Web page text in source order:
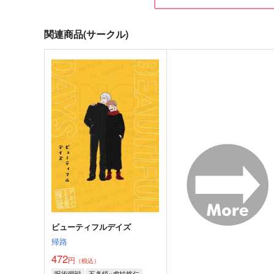
うそうそほんと！？
青いチューリップ
110円 （税込）
五条悟×虎杖悠仁
サンプル 作品詳細
五条悟×虎杖悠仁
サンプル 作品詳細
関連商品(サークル)
ビューティフルデイズ
帰路
472円 （税込）